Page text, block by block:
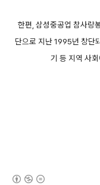
한편, 삼성중공업 참사랑
단으로 지난 1995년 창단
기 등 지역 사